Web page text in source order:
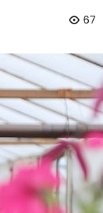
67